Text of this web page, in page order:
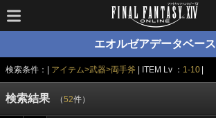
エオルゼアデータベース
検索条件：| アイテム>武器>両手斧 | ITEM Lv ： 1-10|
検索結果 （52件）